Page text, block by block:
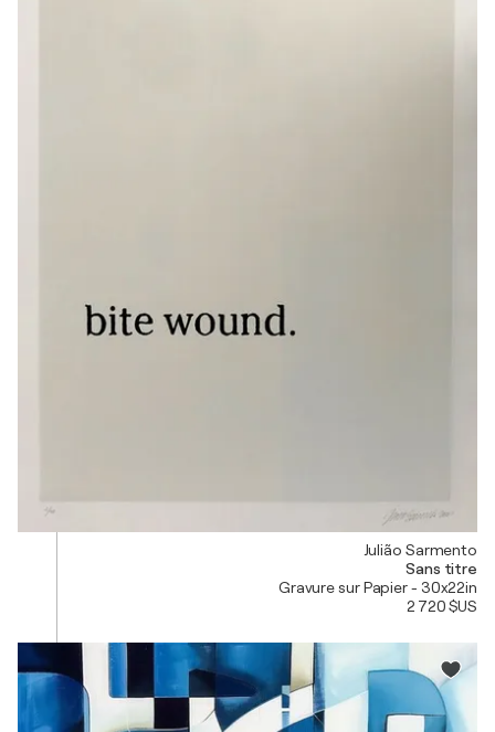
Julião Sarmento
Sans titre
Gravure sur Papier - 30x22in
2 720 $US